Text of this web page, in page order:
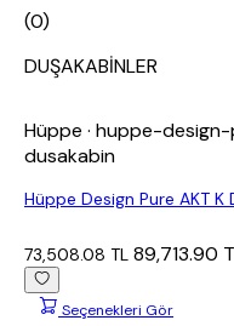
(0)
DUŞAKABİNLER
Hüppe · huppe-
dusakabin
Hüppe Design Pure AKT K
73,508.08 TL 89,713.90
Seçenekleri Gör